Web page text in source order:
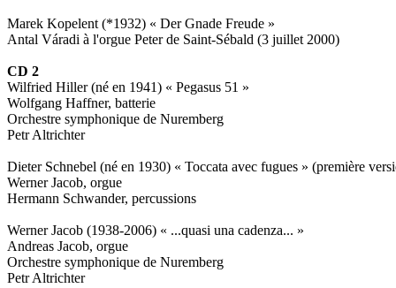
Marek Kopelent (*1932) « Der Gnade Freude »
Antal Váradi à l'orgue Peter de Saint-Sébald (3 juillet 2000)
CD 2
Wilfried Hiller (né en 1941) « Pegasus 51 »
Wolfgang Haffner, batterie
Orchestre symphonique de Nuremberg
Petr Altrichter
Dieter Schnebel (né en 1930) « Toccata avec fugues » (première
Werner Jacob, orgue
Hermann Schwander, percussions
Werner Jacob (1938-2006) « ...quasi una cadenza... »
Andreas Jacob, orgue
Orchestre symphonique de Nuremberg
Petr Altrichter